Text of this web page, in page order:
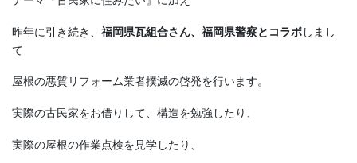
昨年に引き続き、 福岡県瓦組合さん、福岡県警察とコラボしまし
て
屋根の悪質リフォーム業者撲滅の啓発を行います。
実際の古民家をお借りして、構造を勉強したり、
実際の屋根の作業点検を見学したり、